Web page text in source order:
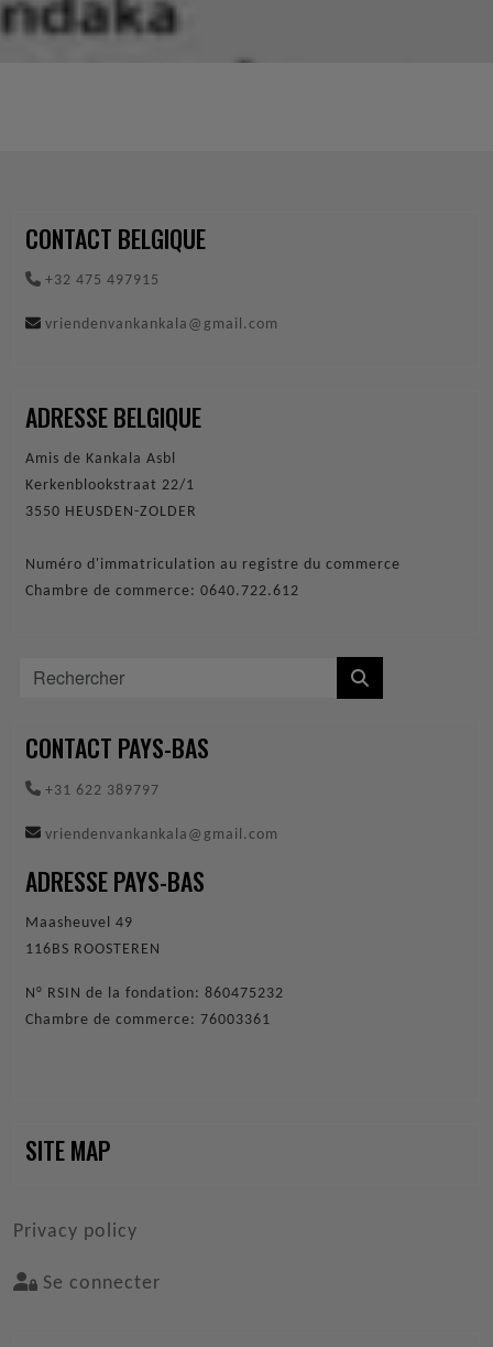
CONTACT BELGIQUE
+32 475 497915
vriendenvankankala@gmail.com
ADRESSE BELGIQUE
Amis de Kankala Asbl
Kerkenblookstraat 22/1
3550 HEUSDEN-ZOLDER
Numéro d'immatriculation au registre du commerce
Chambre de commerce: 0640.722.612
CONTACT PAYS-BAS
+31 622 389797
vriendenvankankala@gmail.com
ADRESSE PAYS-BAS
Maasheuvel 49
116BS ROOSTEREN
N° RSIN de la fondation: 860475232
Chambre de commerce: 76003361
SITE MAP
VOET
Privacy policy
Se connecter